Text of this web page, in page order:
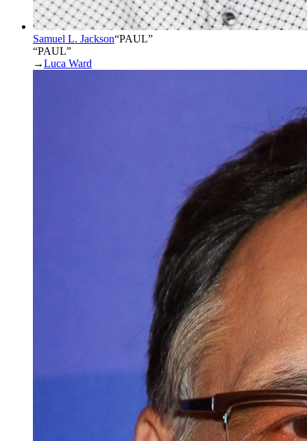
Samuel L. Jackson“PAUL”
“PAUL”
→Luca Ward